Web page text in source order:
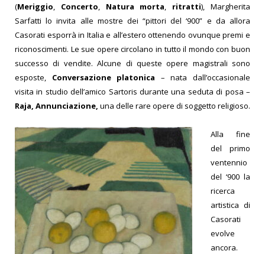
(Meriggio, Concerto, Natura morta, ritratti), Margherita
Sarfatti lo invita alle mostre dei “pittori del ‘900” e da allora
Casorati esporrà in Italia e all’estero ottenendo ovunque premi e
riconoscimenti. Le sue opere circolano in tutto il mondo con buon
successo di vendite. Alcune di queste opere magistrali sono
esposte, Conversazione platonica – nata dall’occasionale
visita in studio dell’amico Sartoris durante una seduta di posa –
Raja, Annunciazione, una delle rare opere di soggetto religioso.
Alla fine
del primo
ventennio
del ‘900 la
ricerca
artistica di
Casorati
evolve
ancora.